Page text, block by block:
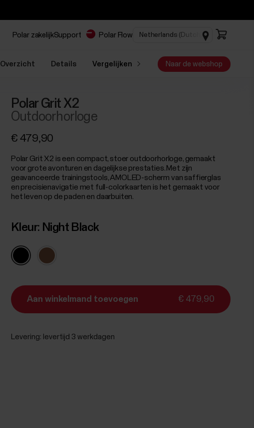
Polar zakelijkSupport Polar Flow
Overzicht Details Vergelijken Naar de webshop
Polar Grit X2
Outdoorhorloge
€ 479,90
Polar Grit X2 is een compact, stoer outdoorhorloge, gemaakt
voor grote avonturen en dagelijkse prestaties. Met zijn
geavanceerde trainingstools, AMOLED-scherm van saffierglas
en precisienavigatie met full-colorkaarten is het gemaakt voor
het leven op de paden en daarbuiten.
Kleur: Night Black
Aan winkelmand toevoegen € 479,90
Levering: levertijd 3 werkdagen